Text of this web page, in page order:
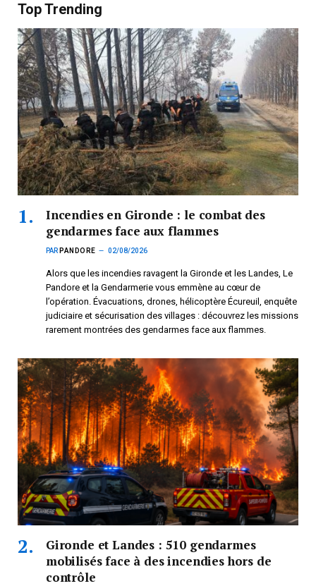
Top Trending
Incendies en Gironde : le combat des
gendarmes face aux flammes
PAR PANDORE 02/08/2026
Alors que les incendies ravagent la Gironde et les Landes, Le
Pandore et la Gendarmerie vous emmène au cœur de
l’opération. Évacuations, drones, hélicoptère Écureuil, enquête
judiciaire et sécurisation des villages : découvrez les missions
rarement montrées des gendarmes face aux flammes.
Gironde et Landes : 510 gendarmes
mobilisés face à des incendies hors de
contrôle